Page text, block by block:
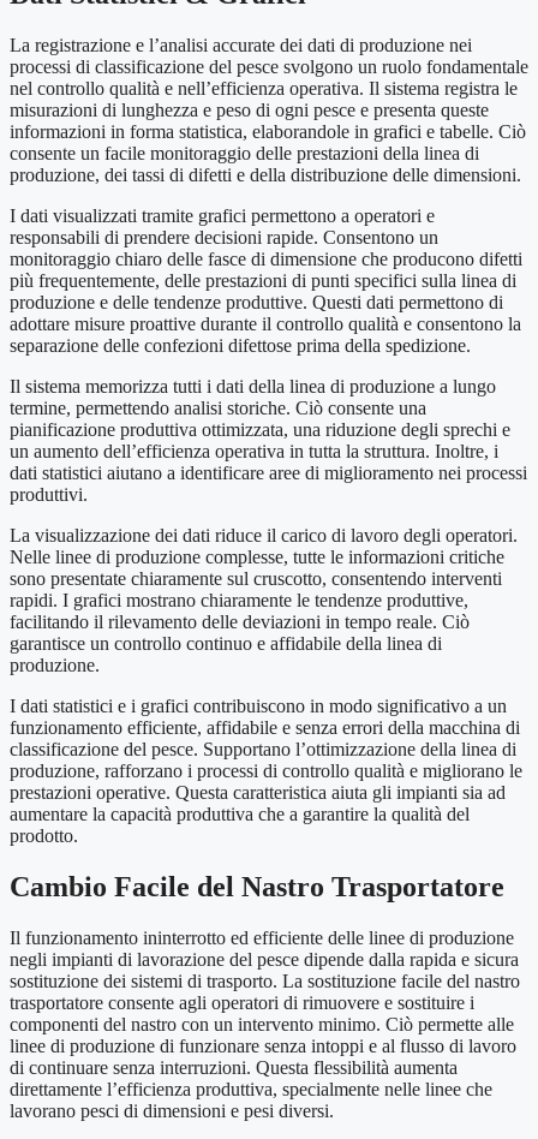
La registrazione e l’analisi accurate dei dati di produzione nei
processi di classificazione del pesce svolgono un ruolo fondamentale
nel controllo qualità e nell’efficienza operativa. Il sistema registra le
misurazioni di lunghezza e peso di ogni pesce e presenta queste
informazioni in forma statistica, elaborandole in grafici e tabelle. Ciò
consente un facile monitoraggio delle prestazioni della linea di
produzione, dei tassi di difetti e della distribuzione delle dimensioni.
I dati visualizzati tramite grafici permettono a operatori e
responsabili di prendere decisioni rapide. Consentono un
monitoraggio chiaro delle fasce di dimensione che producono difetti
più frequentemente, delle prestazioni di punti specifici sulla linea di
produzione e delle tendenze produttive. Questi dati permettono di
adottare misure proattive durante il controllo qualità e consentono la
separazione delle confezioni difettose prima della spedizione.
Il sistema memorizza tutti i dati della linea di produzione a lungo
termine, permettendo analisi storiche. Ciò consente una
pianificazione produttiva ottimizzata, una riduzione degli sprechi e
un aumento dell’efficienza operativa in tutta la struttura. Inoltre, i
dati statistici aiutano a identificare aree di miglioramento nei processi
produttivi.
La visualizzazione dei dati riduce il carico di lavoro degli operatori.
Nelle linee di produzione complesse, tutte le informazioni critiche
sono presentate chiaramente sul cruscotto, consentendo interventi
rapidi. I grafici mostrano chiaramente le tendenze produttive,
facilitando il rilevamento delle deviazioni in tempo reale. Ciò
garantisce un controllo continuo e affidabile della linea di
produzione.
I dati statistici e i grafici contribuiscono in modo significativo a un
funzionamento efficiente, affidabile e senza errori della macchina di
classificazione del pesce. Supportano l’ottimizzazione della linea di
produzione, rafforzano i processi di controllo qualità e migliorano le
prestazioni operative. Questa caratteristica aiuta gli impianti sia ad
aumentare la capacità produttiva che a garantire la qualità del
prodotto.
Cambio Facile del Nastro Trasportatore
Il funzionamento ininterrotto ed efficiente delle linee di produzione
negli impianti di lavorazione del pesce dipende dalla rapida e sicura
sostituzione dei sistemi di trasporto. La sostituzione facile del nastro
trasportatore consente agli operatori di rimuovere e sostituire i
componenti del nastro con un intervento minimo. Ciò permette alle
linee di produzione di funzionare senza intoppi e al flusso di lavoro
di continuare senza interruzioni. Questa flessibilità aumenta
direttamente l’efficienza produttiva, specialmente nelle linee che
lavorano pesci di dimensioni e pesi diversi.